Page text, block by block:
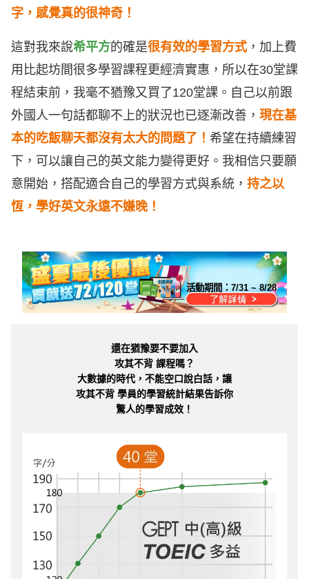
字，感覺真的很神奇！
這對我來說希平方的確是很有效的學習方式，加上費
用比起坊間很多學習課程更經濟實惠，所以在30堂課
程結束前，我毫不猶豫又買了120堂課。自己以前跟
外國人一句話都聊不上的狀況也已逐漸改善， 現在基
本的吃飯聊天都沒有太大的問題了！ 希望在持續練習
下，可以讓自己的英文能力變得更好。我相信只要願
意開始，搭配適合自己的學習方式與系統， 持之以
恆，學好英文永遠不嫌晚！
活動期間：7/31 ~ 8/28
還在猶豫要不要加入
攻其不背 課程嗎？
大數據的時代，不能空口說白話，讓
攻其不背 學員的學習統計結果告訴你
驚人的學習成效！